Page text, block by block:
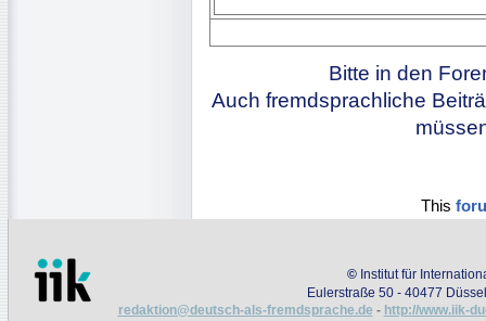
Bitte in den
Auch fremdsprachliche
This
© Institut für
Eulerstraße 50 - 40477
redaktion@deutsch-als-fremdsprache.de - http://www.iik-